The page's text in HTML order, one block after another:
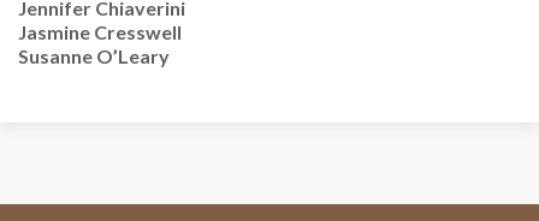
Jennifer Chiaverini
Jasmine Cresswell
Susanne O’Leary